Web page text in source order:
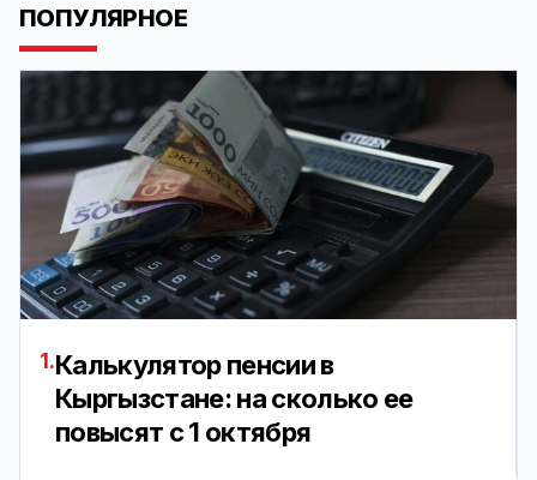
ПОПУЛЯРНОЕ
1.Калькулятор пенсии в
Кыргызстане: на сколько ее
повысят с 1 октября